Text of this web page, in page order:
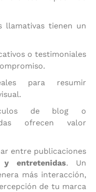
llamativas tienen un
o testimoniales
para resumir
de blog o
ofrecen valor
entre publicaciones
y entretenidas. Un
más interacción,
de tu marca